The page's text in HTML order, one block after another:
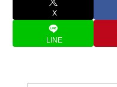
X
LINE